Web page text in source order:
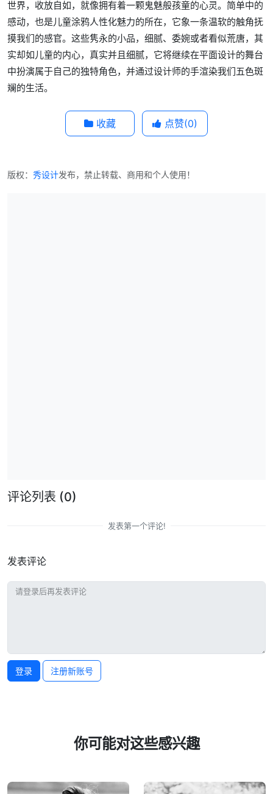
世界，收放自如，就像拥有着一颗鬼魅般孩童的心灵。简单中的
感动，也是儿童涂鸦人性化魅力的所在，它象一条温软的触角抚
摸我们的感官。这些隽永的小品，细腻、委婉或者看似荒唐，其
实却如儿童的内心，真实并且细腻，它将继续在平面设计的舞台
中扮演属于自己的独特角色，并通过设计师的手渲染我们五色斑
斓的生活。
收藏 点赞(0)
版权： 秀设计发布，禁止转载、商用和个人使用！
评论列表 (0)
发表第一个评论!
发表评论
登录 注册新账号
你可能对这些感兴趣